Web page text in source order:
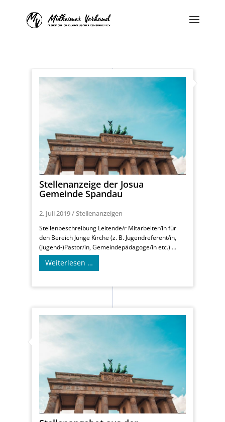
Stellenanzeige der Josua
Gemeinde Spandau
2. Juli 2019/Stellenanzeigen
Stellenbeschreibung Leitende/r Mitarbeiter/in für
den Bereich Junge Kirche (z. B. Jugendreferent/in,
(Jugend‐)Pastor/in, Gemeindepädagoge/in etc.) ...
Weiterlesen …